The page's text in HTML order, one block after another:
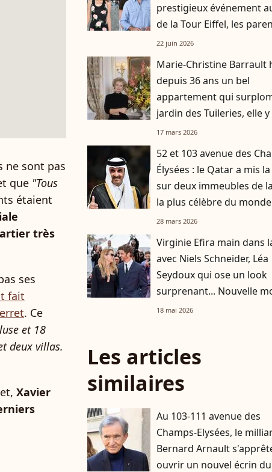
ne sont pas
que "Tous
étaient
très
ses
fait
. Ce
et 18
deux villas.
Xavier
prestigieux événement
de la Tour Eiffel, les
Balthazar aux anges
22 juin 2026
Marie-Christine Barrault
depuis 36 ans un bel
appartement qui
jardin des Tuileries, elle y
avec son mari Roger
17 mars 2026
52 et 103 avenue des
Élysées : le Qatar a mis
sur deux immeubles de
la plus célèbre du monde
28 mars 2026
Virginie Efira main dans
avec Niels Schneider, Léa
Seydoux qui ose un look
surprenant... Nouvelle
des marches à Cannes
18 mai 2026
Les articles
similaires
Au 103-111 avenue des
Champs-Elysées, le
Bernard Arnault
ouvrir un nouvel écrin